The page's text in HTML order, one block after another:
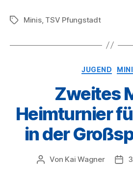
Schlagwörter
Minis, TSV Pfungstadt
JUGEND
Zweites
Heimturnier
in der
Beitragsautor
Von Kai Wagner